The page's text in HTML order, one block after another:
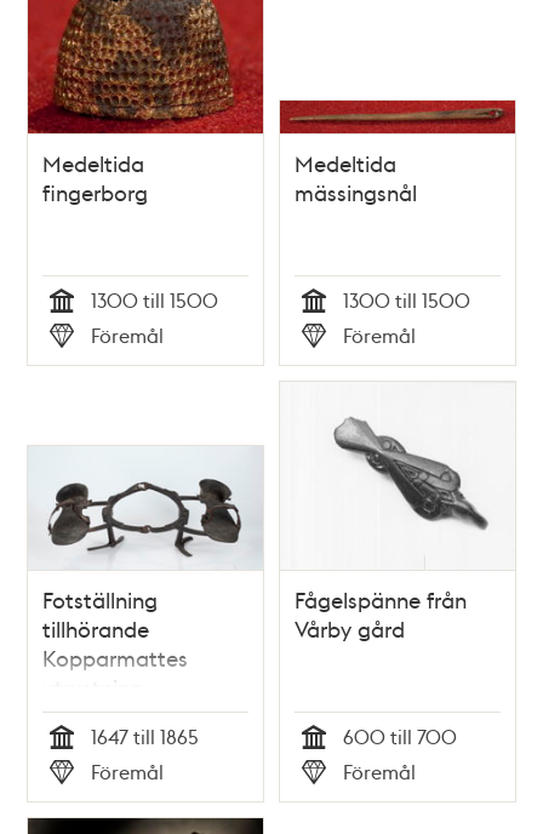
Medeltida
fingerborg
Tid
1300 till 1500
Typ
Föremål
Medeltida
mässingsnål
Tid
1300 till 1500
Typ
Föremål
Fotställning
tillhörande
Kopparmattes
utrustning
Tid
1647 till 1865
Typ
Föremål
Fågelspänne från
Vårby gård
Tid
600 till 700
Typ
Föremål